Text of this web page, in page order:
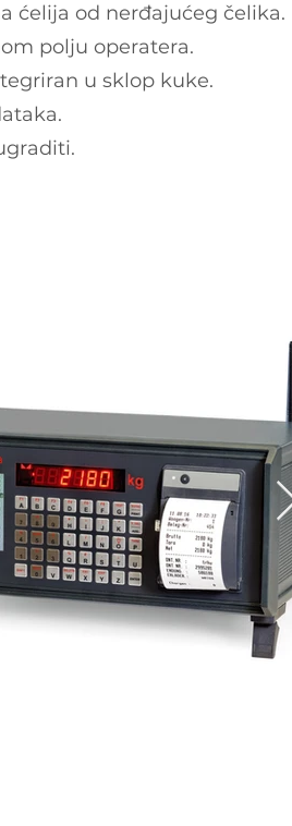
ćelija od nerđajućeg čelika.
polju operatera.
u sklop kuke.